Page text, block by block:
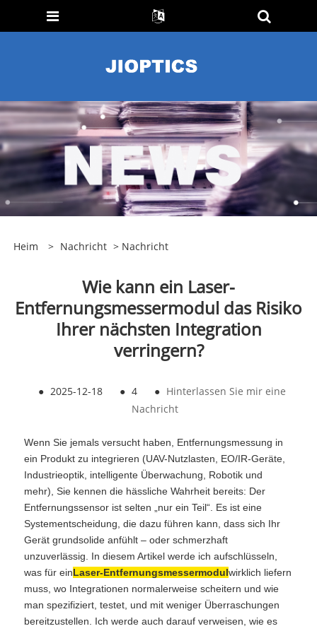
Heim > Nachricht > Nachricht
Wie kann ein Laser-
Entfernungsmessermodul das Risiko
Ihrer nächsten Integration
verringern?
● 2025-12-18 ● 4 ● Hinterlassen Sie mir eine
Nachricht
Wenn Sie jemals versucht haben, Entfernungsmessung in
ein Produkt zu integrieren (UAV-Nutzlasten, EO/IR-Geräte,
Industrieoptik, intelligente Überwachung, Robotik und
mehr), Sie kennen die hässliche Wahrheit bereits: Der
Entfernungssensor ist selten „nur ein Teil“. Es ist eine
Systementscheidung, die dazu führen kann, dass sich Ihr
Gerät grundsolide anfühlt – oder schmerzhaft
unzuverlässig. In diesem Artikel werde ich aufschlüsseln,
was für einLaser-Entfernungsmessermodulwirklich liefern
muss, wo Integrationen normalerweise scheitern und wie
man spezifiziert, testet, und mit weniger Überraschungen
bereitzustellen. Ich werde auch darauf verweisen, wie es